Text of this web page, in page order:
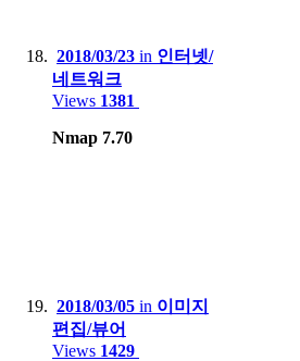
2018/03/23 in 인터넷/
네트워크
Views 1381
Nmap 7.70
2018/03/05 in 이미지
편집/뷰어
Views 1429